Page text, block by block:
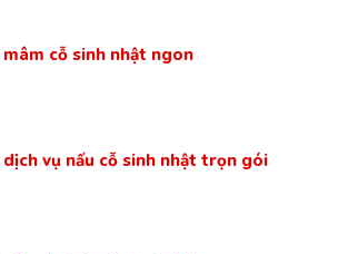
cỗ sinh nhật ngon
vụ nấu cỗ sinh nhật trọn gói